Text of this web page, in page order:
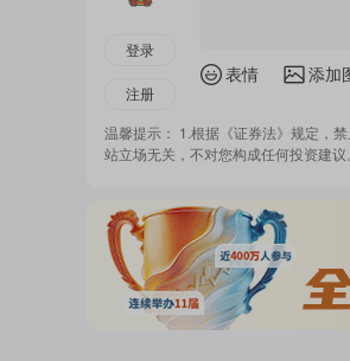
登录
注册
表情 添加
温馨提示： 1.根据《证券法》规定，
站立场无关，不对您构成任何投资建